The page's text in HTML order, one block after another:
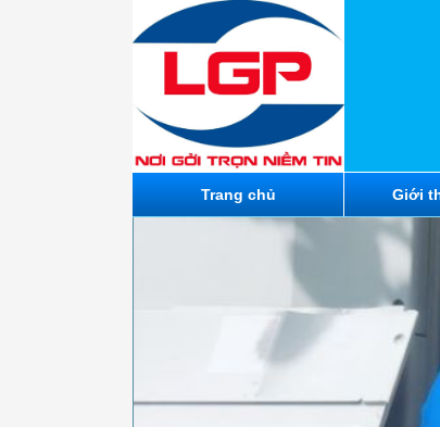
Trang chủ Giới